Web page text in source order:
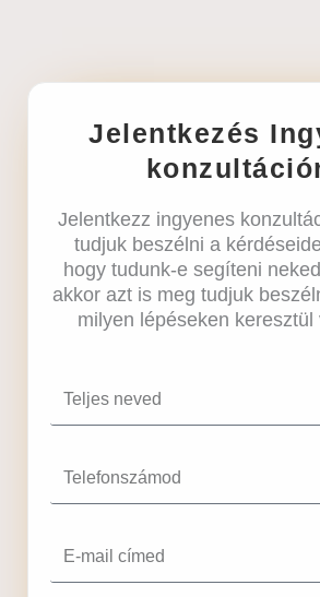
Jelentkezés
Jelentkezz ingyenes
tudjuk beszélni a
hogy tudunk-e segíteni
akkor azt is meg tudjuk
milyen lépéseken keresztül